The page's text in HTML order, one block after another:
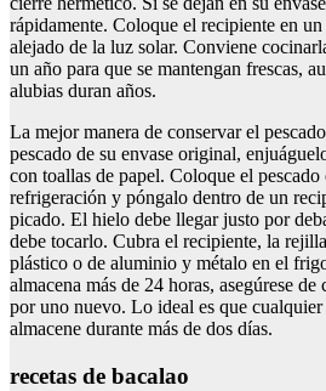
rápidamente. Coloque el recipiente en
alejado de la luz solar. Conviene
un año para que se mantengan frescas,
alubias duran años.
La mejor manera de conservar el
pescado de su envase original,
con toallas de papel. Coloque el
refrigeración y póngalo dentro de un
picado. El hielo debe llegar justo por
debe tocarlo. Cubra el recipiente, la
plástico o de aluminio y métalo en el
almacena más de 24 horas, asegúrese
por uno nuevo. Lo ideal es que cualquier
almacene durante más de dos días.
recetas de bacalao